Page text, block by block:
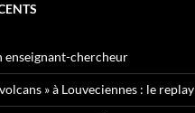
enseignant-chercheur
» à Louveciennes : le replay